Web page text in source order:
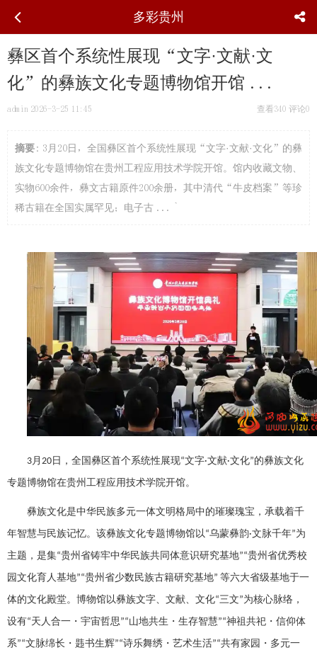
多彩贵州
彝区首个系统性展现“文字·文献·文
化”的彝族文化专题博物馆开馆 ...
admin 2026-3-25 11:45 查看340 评论0
摘要 : 3月20日，全国彝区首个系统性展现“文字·文献·文化”的彝
族文化专题博物馆在贵州工程应用技术学院开馆。馆内收藏文物、
实物600余件，彝文古籍原件200余册，其中清代“牛皮档案”等珍
稀古籍在全国实属罕见；电子古 ... `
3 月 20日，全国彝区首个系统性展现“文字·文献·文化”的彝族文化
专题博物馆在贵州工程应用技术学院开馆。
彝族文化是中华民族多元一体文明格局中的璀璨瑰宝，承载着千
年智慧与民族记忆。该彝族文化专题博物馆以 “乌蒙彝韵·文脉千年”为
主题，是集“贵州省铸牢中华民族共同体意识研究基地”“贵州省优秀校
园文化育人基地”“贵州省少数民族古籍研究基地” 等六大省级基地于一
体的文化殿堂。博物馆以彝族文字、文献、文化“三文”为核心脉络，
设有“天人合一・宇宙哲思”“山地共生・生存智慧”“神祖共祀・信仰体
系”“文脉绵长・韪书生辉”“诗乐舞绣・艺术生活”“共有家园・多元一